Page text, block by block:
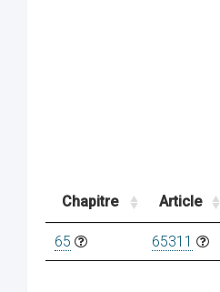
Chapitre Article
65 65311